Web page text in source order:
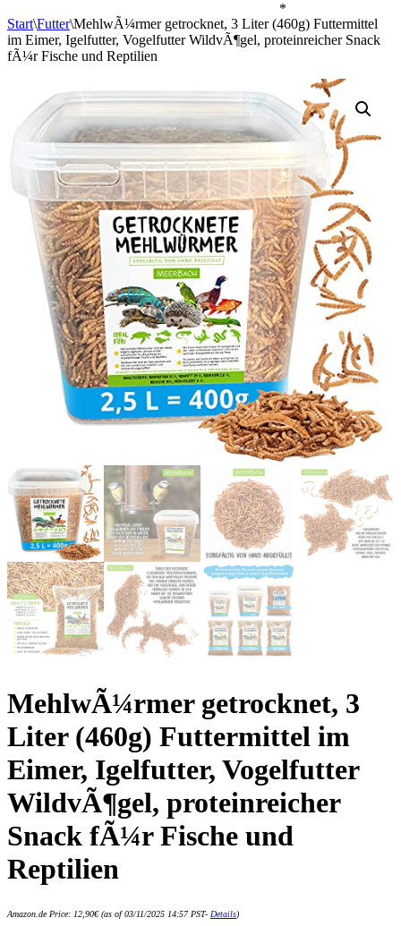
*
Start\Futter\MehlwÃ¼rmer getrocknet, 3 Liter (460g) Futtermittel
im Eimer, Igelfutter, Vogelfutter WildvÃ¶gel, proteinreicher Snack
fÃ¼r Fische und Reptilien
MehlwÃ¼rmer getrocknet, 3
Liter (460g) Futtermittel im
Eimer, Igelfutter, Vogelfutter
WildvÃ¶gel, proteinreicher
Snack fÃ¼r Fische und
Reptilien
Amazon.de Price: 12,90€(as of 03/11/2025 14:57 PST- Details)